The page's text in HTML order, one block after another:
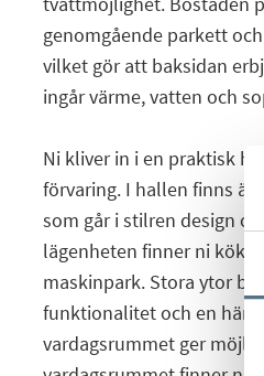
genomgående parkett
vilket gör att baksidan
ingår värme, vatten och
Ni kliver in i en praktisk
förvaring. I hallen finns
som går i stilren design
lägenheten finner ni
maskinpark. Stora ytor
funktionalitet och en
vardagsrummet ger